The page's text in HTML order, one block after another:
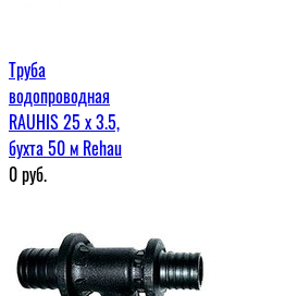
Труба
водопроводная
RAUHIS 25 x 3.5,
бухта 50 м Rehau
0руб.